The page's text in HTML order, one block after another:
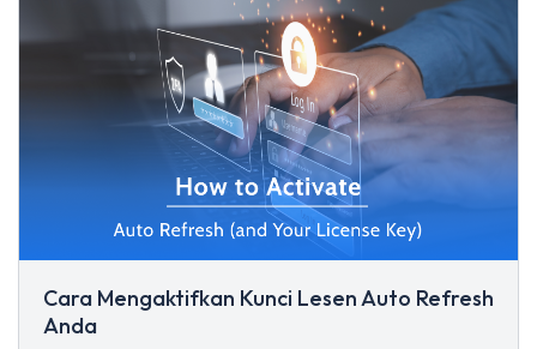
Cara Mengaktifkan Kunci Lesen Auto Refresh
Anda